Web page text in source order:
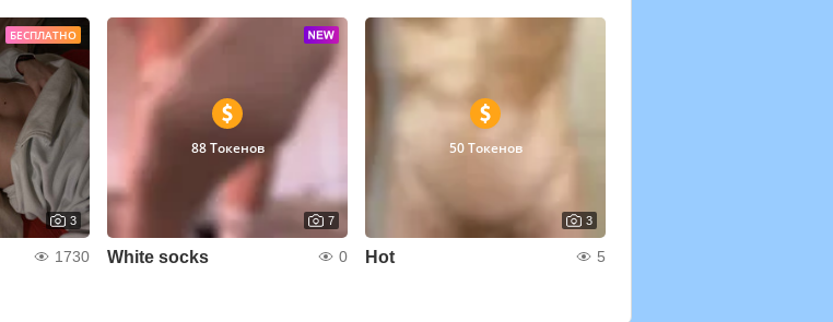
БЕСПЛАТНО
3
1730
88 Токенов
7
White socks 0
50 Токенов
3
Hot 5